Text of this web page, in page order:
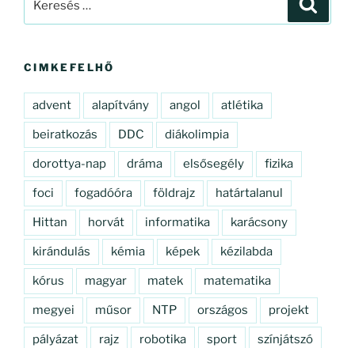
élményeim
–
MI
CIMKEFELHŐ
advent alapítvány angol atlétika
beiratkozás DDC diákolimpia
dorottya-nap dráma elsősegély fizika
foci fogadóóra földrajz határtalanul
Hittan horvát informatika karácsony
kirándulás kémia képek kézilabda
kórus magyar matek matematika
megyei műsor NTP országos projekt
pályázat rajz robotika sport színjátszó